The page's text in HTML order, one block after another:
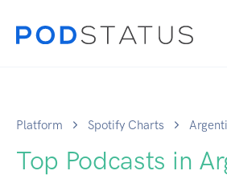
Platform Spotify Charts
Top Podcasts in